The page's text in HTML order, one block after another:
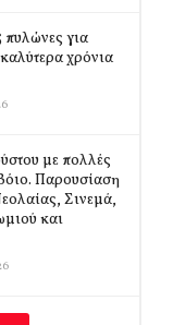
για
χρόνια
με πολλές
Παρουσίαση
Σινεμά,
και